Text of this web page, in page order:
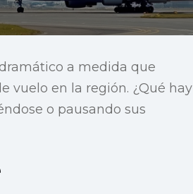
a medida que
vuelo en la región. ¿Qué hay
o pausando sus